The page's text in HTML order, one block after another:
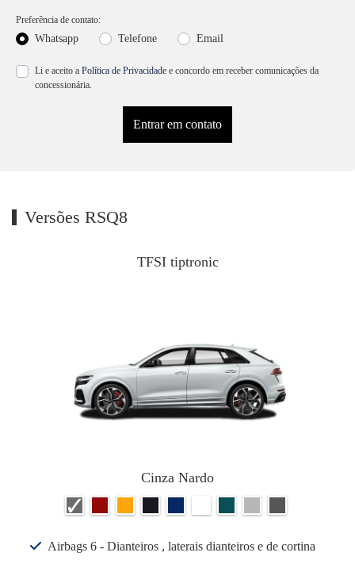
Preferência de contato:
Whatsapp Telefone Email
Li e aceito a Política de Privacidade e concordo em receber comunicações da
concessionária.
Entrar em contato
Versões RSQ8
TFSI tiptronic
Cinza Nardo
Airbags 6 - Dianteiros , laterais dianteiros e de cortina